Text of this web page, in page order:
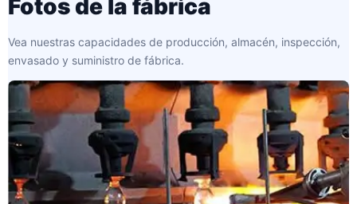
Fotos de la fábrica
Vea nuestras capacidades de producción, almacén, inspección,
envasado y suministro de fábrica.